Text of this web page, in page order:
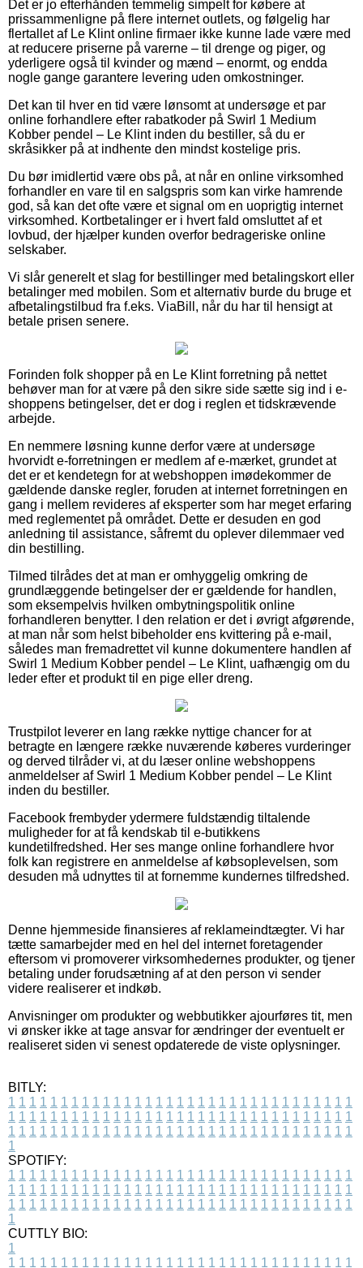
Det er jo efterhånden temmelig simpelt for købere at
prissammenligne på flere internet outlets, og følgelig har
flertallet af Le Klint online firmaer ikke kunne lade være med
at reducere priserne på varerne – til drenge og piger, og
yderligere også til kvinder og mænd – enormt, og endda
nogle gange garantere levering uden omkostninger.
Det kan til hver en tid være lønsomt at undersøge et par
online forhandlere efter rabatkoder på Swirl 1 Medium
Kobber pendel – Le Klint inden du bestiller, så du er
skråsikker på at indhente den mindst kostelige pris.
Du bør imidlertid være obs på, at når en online virksomhed
forhandler en vare til en salgspris som kan virke hamrende
god, så kan det ofte være et signal om en uoprigtig internet
virksomhed. Kortbetalinger er i hvert fald omsluttet af et
lovbud, der hjælper kunden overfor bedrageriske online
selskaber.
Vi slår generelt et slag for bestillinger med betalingskort eller
betalinger med mobilen. Som et alternativ burde du bruge et
afbetalingstilbud fra f.eks. ViaBill, når du har til hensigt at
betale prisen senere.
Forinden folk shopper på en Le Klint forretning på nettet
behøver man for at være på den sikre side sætte sig ind i e-
shoppens betingelser, det er dog i reglen et tidskrævende
arbejde.
En nemmere løsning kunne derfor være at undersøge
hvorvidt e-forretningen er medlem af e-mærket, grundet at
det er et kendetegn for at webshoppen imødekommer de
gældende danske regler, foruden at internet forretningen en
gang i mellem revideres af eksperter som har meget erfaring
med reglementet på området. Dette er desuden en god
anledning til assistance, såfremt du oplever dilemmaer ved
din bestilling.
Tilmed tilrådes det at man er omhyggelig omkring de
grundlæggende betingelser der er gældende for handlen,
som eksempelvis hvilken ombytningspolitik online
forhandleren benytter. I den relation er det i øvrigt afgørende,
at man når som helst bibeholder ens kvittering på e-mail,
således man fremadrettet vil kunne dokumentere handlen af
Swirl 1 Medium Kobber pendel – Le Klint, uafhængig om du
leder efter et produkt til en pige eller dreng.
Trustpilot leverer en lang række nyttige chancer for at
betragte en længere række nuværende køberes vurderinger
og derved tilråder vi, at du læser online webshoppens
anmeldelser af Swirl 1 Medium Kobber pendel – Le Klint
inden du bestiller.
Facebook frembyder ydermere fuldstændig tiltalende
muligheder for at få kendskab til e-butikkens
kundetilfredshed. Her ses mange online forhandlere hvor
folk kan registrere en anmeldelse af købsoplevelsen, som
desuden må udnyttes til at fornemme kundernes tilfredshed.
Denne hjemmeside finansieres af reklameindtægter. Vi har
tætte samarbejder med en hel del internet foretagender
eftersom vi promoverer virksomhedernes produkter, og tjener
betaling under forudsætning af at den person vi sender
videre realiserer et indkøb.
Anvisninger om produkter og webbutikker ajourføres tit, men
vi ønsker ikke at tage ansvar for ændringer der eventuelt er
realiseret siden vi senest opdaterede de viste oplysninger.
BITLY:
1 1 1 1 1 1 1 1 1 1 1 1 1 1 1 1 1 1 1 1 1 1 1 1 1 1 1 1 1 1 1 1 1
1 1 1 1 1 1 1 1 1 1 1 1 1 1 1 1 1 1 1 1 1 1 1 1 1 1 1 1 1 1 1 1 1
1 1 1 1 1 1 1 1 1 1 1 1 1 1 1 1 1 1 1 1 1 1 1 1 1 1 1 1 1 1 1 1 1
1
SPOTIFY:
1 1 1 1 1 1 1 1 1 1 1 1 1 1 1 1 1 1 1 1 1 1 1 1 1 1 1 1 1 1 1 1 1
1 1 1 1 1 1 1 1 1 1 1 1 1 1 1 1 1 1 1 1 1 1 1 1 1 1 1 1 1 1 1 1 1
1 1 1 1 1 1 1 1 1 1 1 1 1 1 1 1 1 1 1 1 1 1 1 1 1 1 1 1 1 1 1 1 1
1
CUTTLY BIO:
1
1 1 1 1 1 1 1 1 1 1 1 1 1 1 1 1 1 1 1 1 1 1 1 1 1 1 1 1 1 1 1 1 1